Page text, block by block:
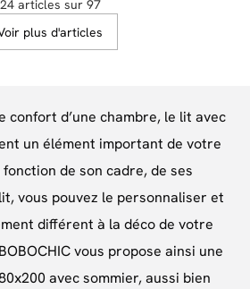
24 articles sur 97
plus d'articles
confort d’une chambre, le lit avec
un élément important de votre
de son cadre, de ses
vous pouvez le personnaliser et
différent à la déco de votre
vous propose ainsi une
avec sommier, aussi bien